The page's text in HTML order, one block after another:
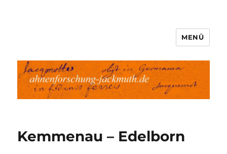
Ahnenforschung-Jackmuth.de
MENÜ
Kemmenau – Edelborn